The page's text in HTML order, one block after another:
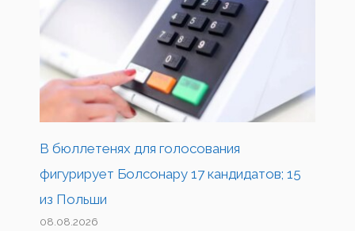
В бюллетенях для голосования
фигурирует Болсонару 17 кандидатов; 15
из Польши
08.08.2026